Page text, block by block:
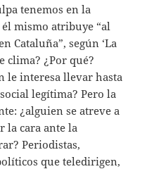
tenemos en la
mismo atribuye “al
Cataluña”, según ‘La
clima? ¿Por qué?
le interesa llevar hasta
legítima? Pero la
¿alguien se atreve a
la cara ante la
Periodistas,
que teledirigen,